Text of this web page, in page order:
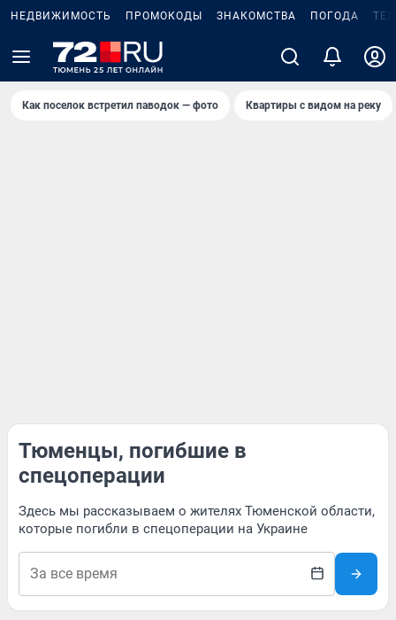
НЕДВИЖИМОСТЬ ПРОМОКОДЫ ЗНАКОМСТВА ПОГОДА
Как поселок встретил паводок — фото Квартиры с видом на реку
Тюменцы, погибшие в
спецоперации
Здесь мы рассказываем о жителях Тюменской области,
которые погибли в спецоперации на Украине